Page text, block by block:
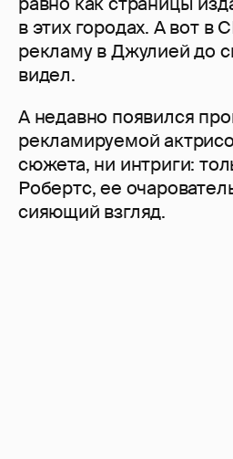
в этих городах. А вот в
рекламу в Джулией до
видел.
А недавно появился
рекламируемой
сюжета, ни интриги:
Робертс, ее
сияющий взгляд.